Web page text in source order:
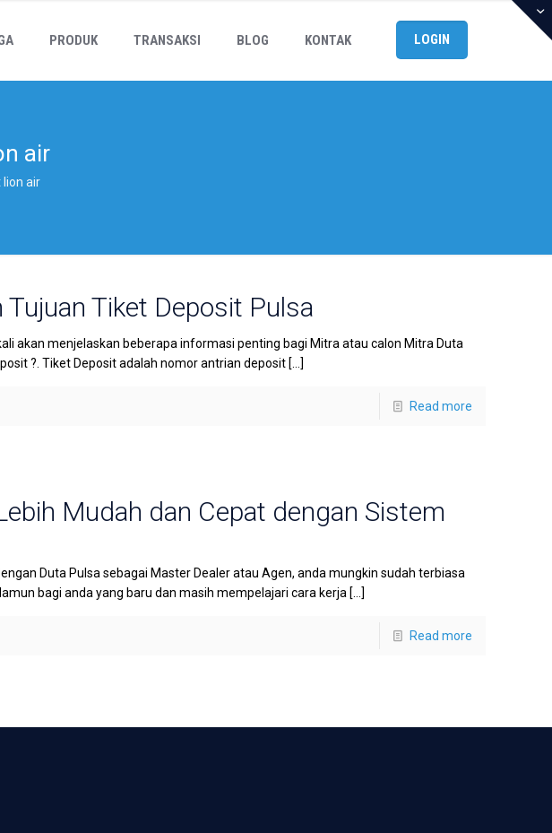
PRODUK TRANSAKSI BLOG KONTAK LOGIN
air
air
Tujuan Tiket Deposit Pulsa
akan menjelaskan beberapa informasi penting bagi Mitra atau calon Mitra Duta
?. Tiket Deposit adalah nomor antrian deposit[…]
Read more
Mudah dan Cepat dengan Sistem
Duta Pulsa sebagai Master Dealer atau Agen, anda mungkin sudah terbiasa
bagi anda yang baru dan masih mempelajari cara kerja […]
Read more